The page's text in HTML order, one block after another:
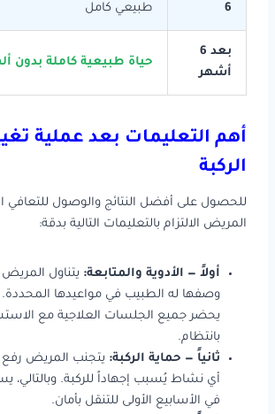
6
طبيعي كامل
بعد 6
أشهر
حياة طبيعية كاملة بدون
أهم التعليمات بعد عملية
الركبة
للحصول على أفضل النتائج والوصول للتعافي
المريض الالتزام بالتعليمات التالية بدقة:
أولاً — الأدوية والمتابعة: يتناول المريض
وصفها له الطبيب في مواعيدها
يحضر جميع الجلسات العلاجية مع
بانتظام.
ثانياً — حماية الركبة: يتجنب المريض رفع
أي نشاط يُسبب إجهاداً للركبة. وبالتالي،
في الأسابيع الأولى للتنقل بأمان.